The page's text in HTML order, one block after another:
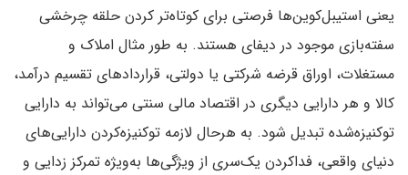
یعنی استیبل‌کوین‌ها فرصتی برای کوتاه‌تر کردن حلقه چرخشی
سفته‌بازی موجود در دیفای هستند. به طور مثال املاک و
مستغلات، اوراق قرضه شرکتی یا دولتی، قراردادهای تقسیم درآمد،
کالا و هر دارایی دیگری در اقتصاد مالی سنتی می‌تواند به دارایی
توکنیزه‌شده تبدیل شود. به هرحال لازمه توکنیزه‌کردن دارایی‌های
دنیای واقعی، فداکردن یک‌سری از ویژگی‌ها به‌ویژه تمرکز زدایی و